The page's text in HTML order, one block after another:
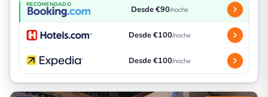
RECOMENDADO Desde €90/noche
Desde €100/noche
Desde €100/noche